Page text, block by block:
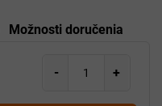
Možnosti doručenia